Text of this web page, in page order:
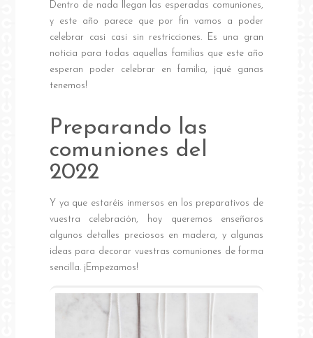
Dentro de nada llegan las esperadas comuniones,
y este año parece que por fin vamos a poder
celebrar casi casi sin restricciones. Es una gran
noticia para todas aquellas familias que este año
esperan poder celebrar en familia, ¡qué ganas
tenemos!
Preparando las
comuniones del
2022
Y ya que estaréis inmersos en los preparativos de
vuestra celebración, hoy queremos enseñaros
algunos detalles preciosos en madera, y algunas
ideas para decorar vuestras comuniones de forma
sencilla. ¡Empezamos!